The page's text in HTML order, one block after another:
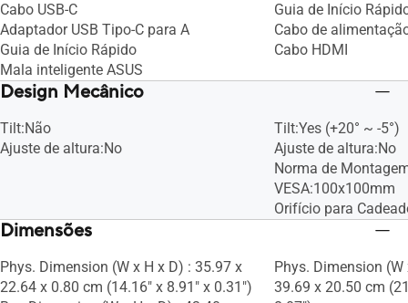
Cabo USB-C
Adaptador USB Tipo-C para A
Guia de Início Rápido
Mala inteligente ASUS
Guia de Início
Cabo de
Cabo HDMI
Design Mecânico
Tilt:Não
Ajuste de altura:No
Tilt:Yes (+20° ~ -5°)
Ajuste de altura:No
Norma de
VESA:100x100mm
Orifício para
Dimensões
Phys. Dimension (W x H x D) : 35.97 x
22.64 x 0.80 cm (14.16" x 8.91" x 0.31")
Phys. Dimension
39.69 x 20.50 cm